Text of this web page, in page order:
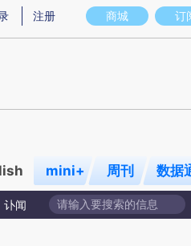
意图存在偏差。不代表财新观点和立场
商城 订
注册
mini+ 周刊 数据
讣闻